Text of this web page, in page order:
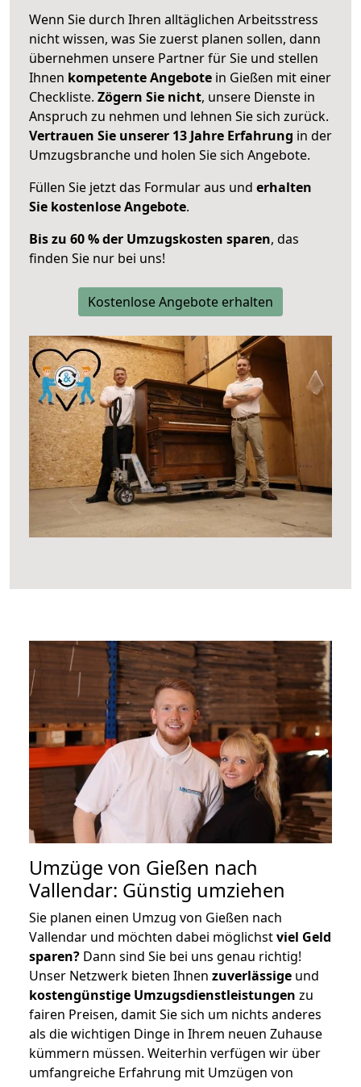
Wenn Sie durch Ihren alltäglichen Arbeitsstress
nicht wissen, was Sie zuerst planen sollen, dann
übernehmen unsere Partner für Sie und stellen
Ihnen kompetente Angebote in Gießen mit einer
Checkliste. Zögern Sie nicht, unsere Dienste in
Anspruch zu nehmen und lehnen Sie sich zurück.
Vertrauen Sie unserer 13 Jahre Erfahrung in der
Umzugsbranche und holen Sie sich Angebote.
Füllen Sie jetzt das Formular aus und erhalten
Sie kostenlose Angebote.
Bis zu 60 % der Umzugskosten sparen, das
finden Sie nur bei uns!
Kostenlose Angebote erhalten
Umzüge von Gießen nach
Vallendar: Günstig umziehen
Sie planen einen Umzug von Gießen nach
Vallendar und möchten dabei möglichstviel Geld
sparen? Dann sind Sie bei uns genau richtig!
Unser Netzwerk bieten Ihnen zuverlässige und
kostengünstige Umzugsdienstleistungen zu
fairen Preisen, damit Sie sich um nichts anderes
als die wichtigen Dinge in Ihrem neuen Zuhause
kümmern müssen. Weiterhin verfügen wir über
umfangreiche Erfahrung mit Umzügen von